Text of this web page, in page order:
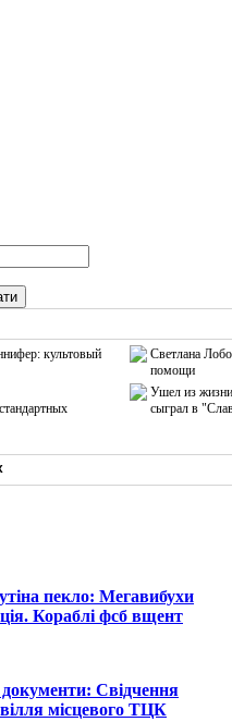
культовый
Светлана
помощи
Ушел из жизни
сыграл в
пекло: Мегавибухи
Кораблі фсб вщент
документи: Свідчення
місцевого ТЦК